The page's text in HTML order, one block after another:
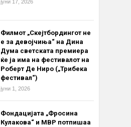
јуни 17, 2026
Филмот „Скејтбордингот не
е за девојчиња“ на Дина
Дума светската премиера
ќе ја има на фестивалот на
Роберт Де Ниро („Трибека
фестивал“)
јуни 1, 2026
Фондацијата „Фросина
Кулакова“ и МВР потпишаа